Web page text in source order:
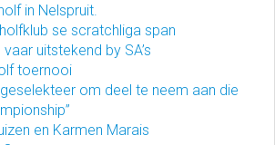
in Nelspruit.
se scratchliga span
uitstekend by SA’s
toernooi
om deel te neem aan die
en Karmen Marais